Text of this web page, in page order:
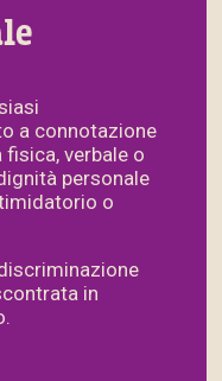
a connotazione
verbale o
personale
o
in